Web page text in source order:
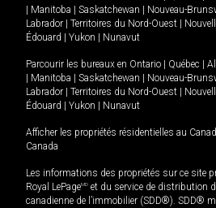
Manitoba Saskatchewan Nouveau-
Labrador
Territoires du Nord-Ouest
Édouard
Yukon Nunavut
Parcourir les bureaux en Ontario Québec
Manitoba Saskatchewan Nouveau-
Labrador
Territoires du Nord-Ouest
Édouard
Yukon Nunavut
Afficher les propriétés résidentielles au
Canada
Les informations des propriétés sur ce site
Royal LePageMD et du service de distribution
canadienne de l’immobilier (SDD®). SDD®